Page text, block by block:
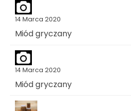
14 Marca 2020
Miód gryczany
14 Marca 2020
Miód gryczany